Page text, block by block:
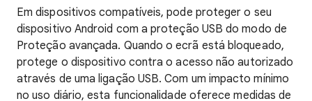
Em dispositivos compatíveis, pode proteger o seu
dispositivo Android com a proteção USB do modo de
Proteção avançada. Quando o ecrã está bloqueado,
protege o dispositivo contra o acesso não autorizado
através de uma ligação USB. Com um impacto mínimo
no uso diário, esta funcionalidade oferece medidas de